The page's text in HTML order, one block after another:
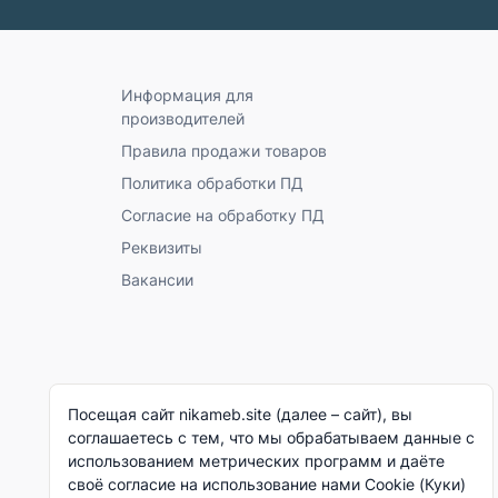
Информация для
производителей
Правила продажи товаров
Политика обработки ПД
Согласие на обработку ПД
Реквизиты
Вакансии
Посещая сайт nikameb.site (далее – сайт), вы
соглашаетесь с тем, что мы обрабатываем данные с
использованием метрических программ и даёте
своё согласие на использование нами Cookie (Куки)